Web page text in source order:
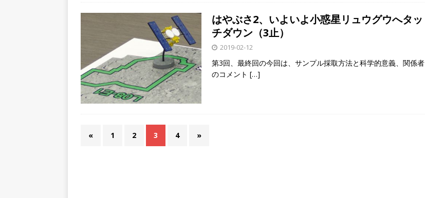
はやぶさ2、いよいよ小惑星リュウグウへタッ
チダウン（3止）
2019-02-12
第3回、最終回の今回は、サンプル採取方法と科学的意義、関係者
のコメント […]
« 1 2 3 4 »